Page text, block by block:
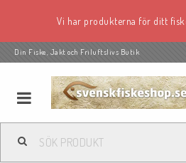
Vi har produkterna för ditt
Din Fiske, Jakt och Friluftslivs Butik